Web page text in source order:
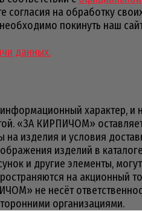
согласия на обработку
покинуть наш
данных.
характер, и
«ЗА КИРПИЧОМ»
на изделия и условия
изделий в
и другие элементы, могут
на акционный
не несёт
организациями.